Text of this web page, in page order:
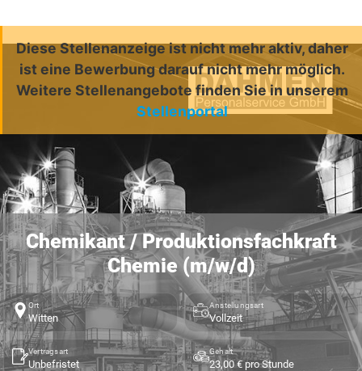
Diese Stellenanzeige ist nicht mehr aktiv, daher
ist eine Bewerbung darauf nicht mehr möglich.
Weitere Stellenangebote finden Sie in unserem
Stellenportal
Chemikant / Produktionsfachkraft
Chemie (m/w/d)
Ort
Witten
Anstellungsart
Vollzeit
Vertragsart
Unbefristet
Gehalt
23,00 € pro Stunde